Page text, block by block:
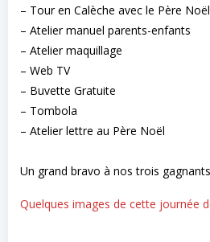
– Tour en Calèche avec le Père Noël
– Atelier manuel parents-enfants
– Atelier maquillage
– Web TV
– Buvette Gratuite
– Tombola
– Atelier lettre au Père Noël
Un grand bravo à nos trois
Quelques images de cette journée